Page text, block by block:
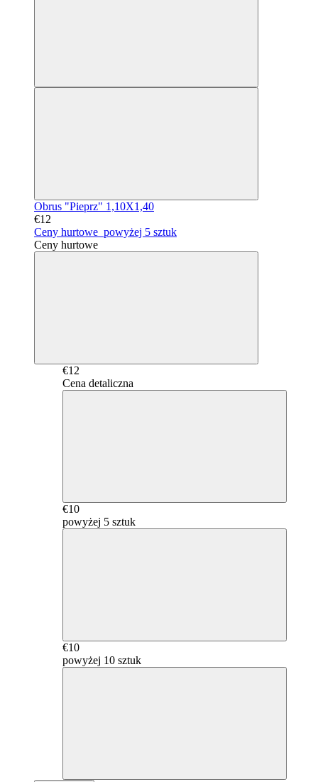
Obrus "Pieprz" 1,10X1,40
€12
Ceny hurtowe powyżej 5 sztuk
Ceny hurtowe
€12
Cena detaliczna
€10
powyżej 5 sztuk
€10
powyżej 10 sztuk